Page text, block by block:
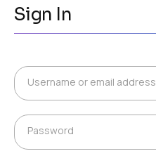
Sign In
Username or email address
Password